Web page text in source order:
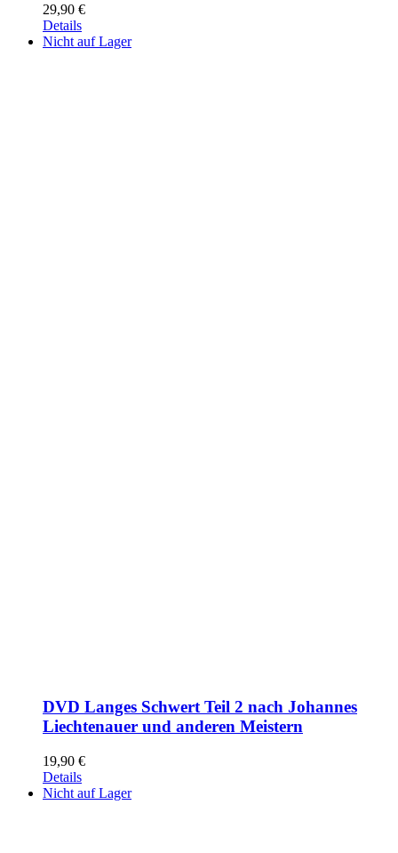
29,90 €
Details
Nicht auf Lager
DVD Langes Schwert Teil 2 nach Johannes
Liechtenauer und anderen Meistern
19,90 €
Details
Nicht auf Lager